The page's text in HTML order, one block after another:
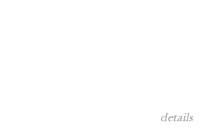
details